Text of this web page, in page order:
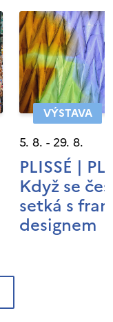
VÝSTAVA
5. 8. - 29. 8.
PLISSÉ |
Když se
setká s
designem